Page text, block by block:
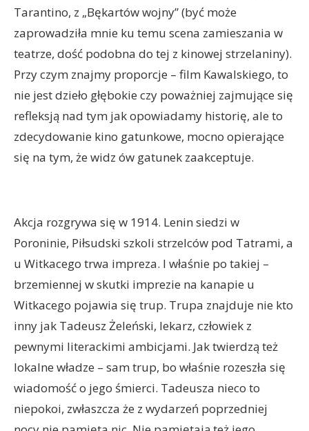
Tarantino, z „Bękartów wojny” (być może
zaprowadziła mnie ku temu scena zamieszania w
teatrze, dość podobna do tej z kinowej strzelaniny).
Przy czym znajmy proporcje – film Kawalskiego, to
nie jest dzieło głębokie czy poważniej zajmujące się
refleksją nad tym jak opowiadamy historię, ale to
zdecydowanie kino gatunkowe, mocno opierające
się na tym, że widz ów gatunek zaakceptuje.
Akcja rozgrywa się w 1914. Lenin siedzi w
Poroninie, Piłsudski szkoli strzelców pod Tatrami, a
u Witkacego trwa impreza. I właśnie po takiej –
brzemiennej w skutki imprezie na kanapie u
Witkacego pojawia się trup. Trupa znajduje nie kto
inny jak Tadeusz Żeleński, lekarz, człowiek z
pewnymi literackimi ambicjami. Jak twierdzą też
lokalne władze – sam trup, bo właśnie rozeszła się
wiadomość o jego śmierci. Tadeusza nieco to
niepokoi, zwłaszcza że z wydarzeń poprzedniej